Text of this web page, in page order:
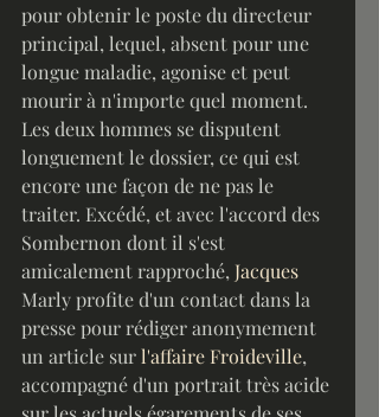
pour obtenir le poste du directeur
principal, lequel, absent pour une
longue maladie, agonise et peut
mourir à n'importe quel moment.
Les deux hommes se disputent
longuement le dossier, ce qui est
encore une façon de ne pas le
traiter. Excédé, et avec l'accord des
Sombernon dont il s'est
amicalement rapproché, Jacques
Marly profite d'un contact dans la
presse pour rédiger anonymement
un article sur l'affaire Froideville,
accompagné d'un portrait très acide